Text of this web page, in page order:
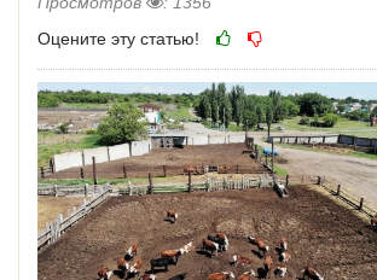
Оцените эту статью!